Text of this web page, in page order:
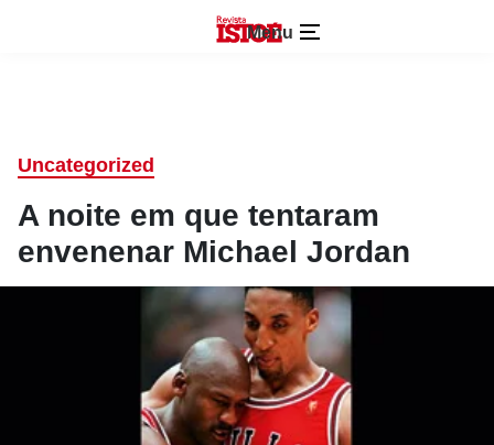
Menu
Uncategorized
A noite em que tentaram
envenenar Michael Jordan